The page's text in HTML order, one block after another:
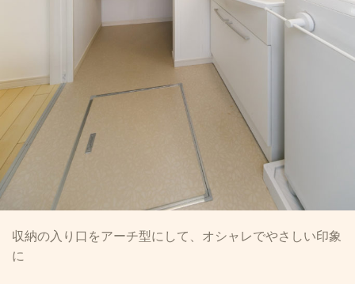
収納の入り口をアーチ型にして、オシャレでやさしい印象
に